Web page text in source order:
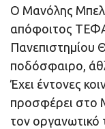
Ο Μανόλης
απόφοιτος
Πανεπιστημίου
ποδόσφαιρο,
Έχει έντονες
προσφέρει στο
τον